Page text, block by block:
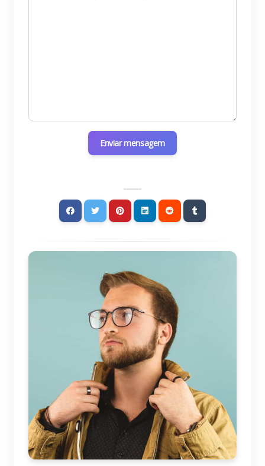
Enviar mensagem